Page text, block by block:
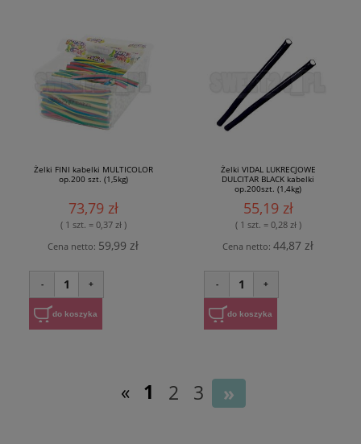
Żelki FINI kabelki MULTICOLOR
op.200 szt. (1,5kg)
73,79 zł
( 1 szt. = 0,37 zł )
Cena netto: 59,99 zł
- 1 +
do koszyka
Żelki VIDAL LUKRECJOWE
DULCITAR BLACK kabelki
op.200szt. (1,4kg)
55,19 zł
( 1 szt. = 0,28 zł )
Cena netto: 44,87 zł
- 1 +
do koszyka
« 1 2 3 »